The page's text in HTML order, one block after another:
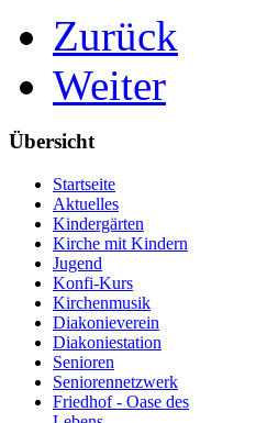
Zurück
Weiter
Übersicht
Startseite
Aktuelles
Kindergärten
Kirche mit Kindern
Jugend
Konfi-Kurs
Kirchenmusik
Diakonieverein
Diakoniestation
Senioren
Seniorennetzwerk
Friedhof - Oase des